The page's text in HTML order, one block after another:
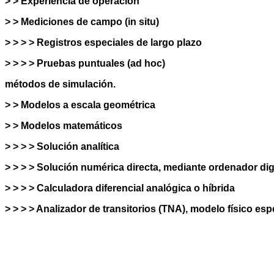
> > Mediciones de campo (in situ)
> > > > Registros especiales de largo plazo
> > > > Pruebas puntuales (ad hoc)
métodos de simulación.
> > Modelos a escala geométrica
> > Modelos matemáticos
> > > > Solución analítica
> > > > Solución numérica directa, mediante ordenador
> > > > Calculadora diferencial analógica o híbrida
> > > > Analizador de transitorios (TNA), modelo físico